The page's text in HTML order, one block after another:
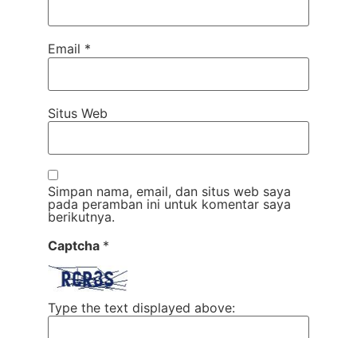
Email *
Situs Web
Simpan nama, email, dan situs web saya
pada peramban ini untuk komentar saya
berikutnya.
Captcha *
Type the text displayed above: